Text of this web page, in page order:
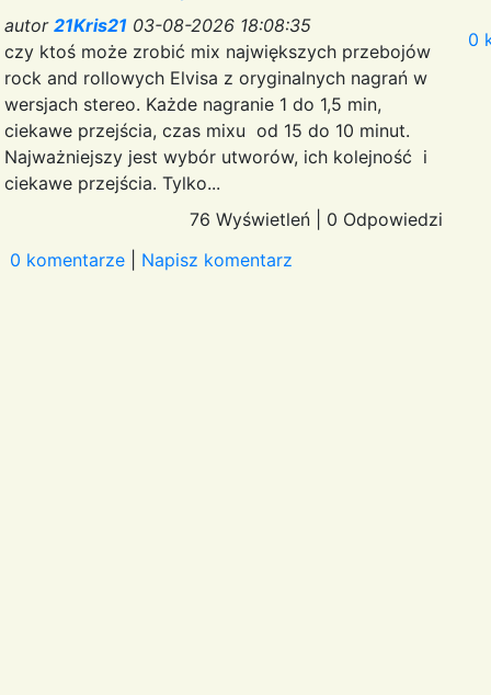
autor 21Kris21 03-08-2026 18:08:35
czy ktoś może zrobić mix największych przebojów
rock and rollowych Elvisa z oryginalnych nagrań w
wersjach stereo. Każde nagranie 1 do 1,5 min,
ciekawe przejścia, czas mixu od 15 do 10 minut.
Najważniejszy jest wybór utworów, ich kolejność i
ciekawe przejścia. Tylko...
76 Wyświetleń
0 Odpowiedzi
0 komentarze| Napisz komentarz
0